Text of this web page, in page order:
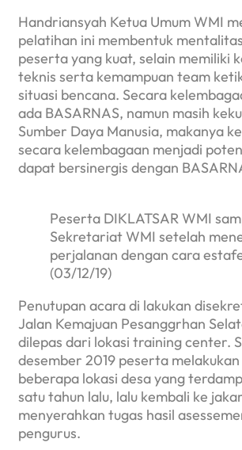
Handriansyah Ketua Umum WMI
pelatihan ini membentuk
peserta yang kuat, selain memiliki
teknis serta kemampuan team
situasi bencana. Secara
ada BASARNAS, namun masih
Sumber Daya Manusia, makanya
secara kelembagaan menjadi
dapat bersinergis dengan
Peserta DIKLATSAR WMI
Sekretariat WMI setelah
perjalanan dengan cara
(03/12/19)
Penutupan acara di lakukan
Jalan Kemajuan Pesanggrhan
dilepas dari lokasi training center.
desember 2019 peserta
beberapa lokasi desa yang
satu tahun lalu, lalu kembali ke
menyerahkan tugas hasil
pengurus.